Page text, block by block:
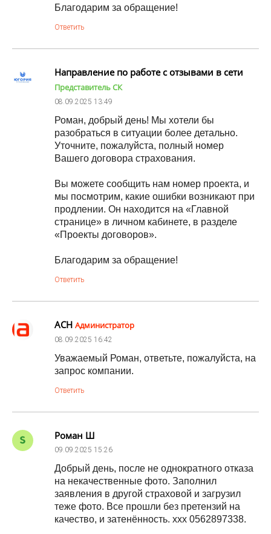
Благодарим за обращение!
Ответить
Направление по работе с отзывами в сети
Представитель СК
08.09.2025 13:49
Роман, добрый день! Мы хотели бы
разобраться в ситуации более детально.
Уточните, пожалуйста, полный номер
Вашего договора страхования.
Вы можете сообщить нам номер проекта, и
мы посмотрим, какие ошибки возникают при
продлении. Он находится на «Главной
странице» в личном кабинете, в разделе
«Проекты договоров».
Благодарим за обращение!
Ответить
АСН Администратор
08.09.2025 16:42
Уважаемый Роман, ответьте, пожалуйста, на
запрос компании.
Ответить
Роман Ш
09.09.2025 15:26
Добрый день, после не однократного отказа
на некачественные фото. Заполнил
заявления в другой страховой и загрузил
теже фото. Все прошли без претензий на
качество, и затенённость. ххх 0562897338.